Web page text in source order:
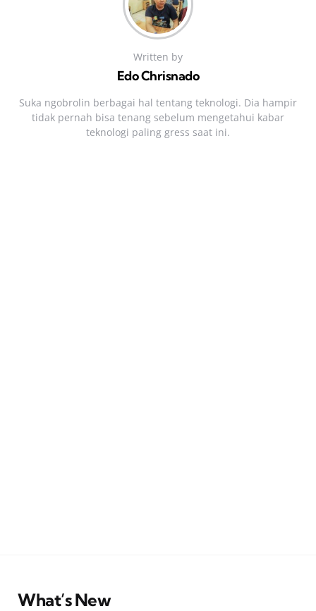
Written by
Edo Chrisnado
Suka ngobrolin berbagai hal tentang teknologi. Dia hampir
tidak pernah bisa tenang sebelum mengetahui kabar
teknologi paling gress saat ini.
What’s New